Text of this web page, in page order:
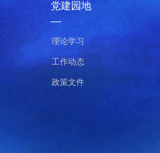
党建园地
—
理论学习
工作动态
政策文件